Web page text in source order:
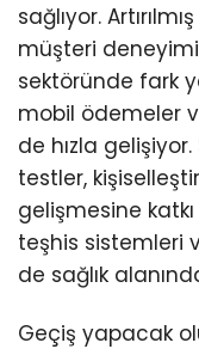
sağlıyor.
müşteri
sektöründe fark
mobil ödemeler
de hızla
testler,
gelişmesine katkı
teşhis sistemleri
de sağlık
Geçiş yapacak